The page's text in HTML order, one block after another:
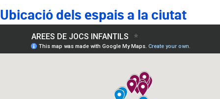
Ubicació dels espais a la ciutat